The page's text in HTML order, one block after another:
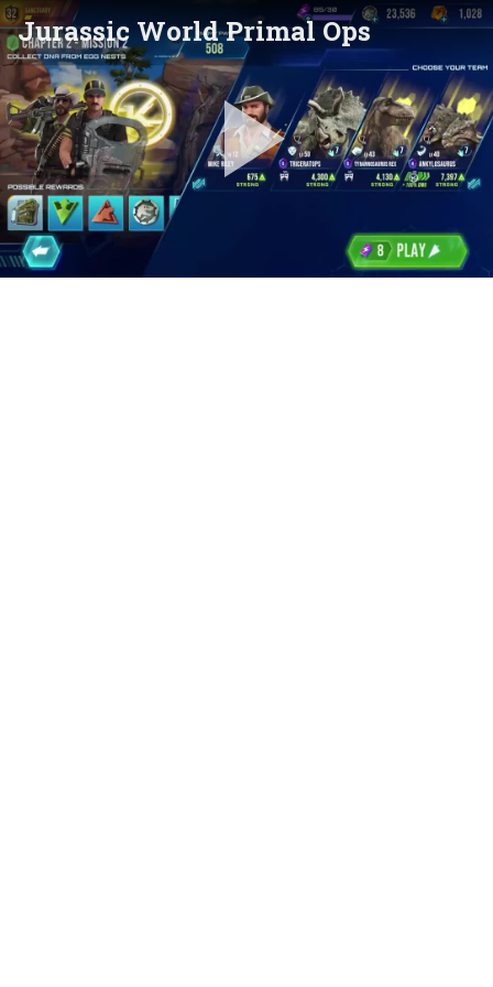
Jurassic World Primal Ops